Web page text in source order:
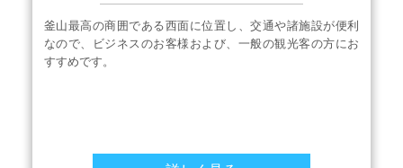
釜山最高の商囲である西面に位置し、交通や諸施設が便利
なので、ビジネスのお客様および、一般の観光客の方にお
すすめです。